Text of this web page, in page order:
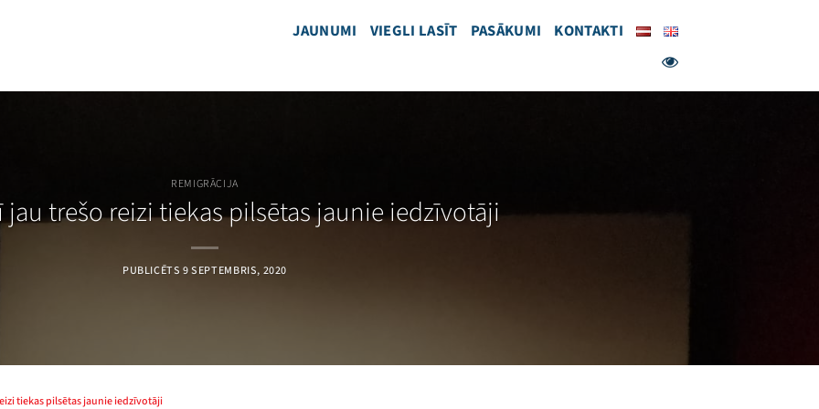
JAUNUMI VIEGLI LASĪT PASĀKUMI KONTAKTI
REMIGRĀCIJA
jau trešo reizi tiekas pilsētas jaunie iedzīvotāji
PUBLICĒTS9 SEPTEMBRIS, 2020
tiekas pilsētas jaunie iedzīvotāji